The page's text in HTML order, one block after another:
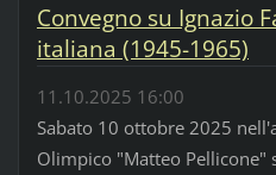
Convegno su Ignazio
italiana (1945-1965)
11.10.2025 16:00
Sabato 10 ottobre 2025
Olimpico "Matteo Pellicone"